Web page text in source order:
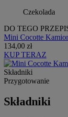
Czekolada
DO TEGO
Mini Cocotte
134,00 zł
KUP TERAZ
Składniki
Przygotowanie
Składniki